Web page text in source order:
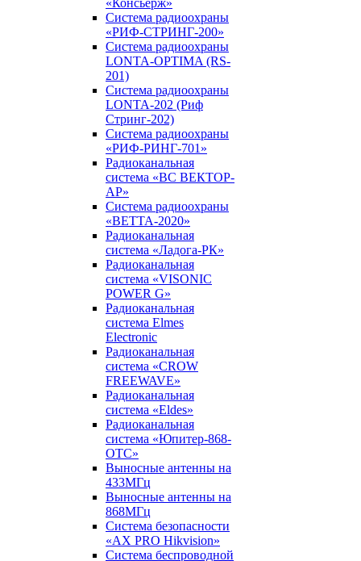
«Консьерж»
Система радиоохраны
«РИФ-СТРИНГ-200»
Система радиоохраны
LONTA-OPTIMA (RS-
201)
Система радиоохраны
LONTA-202 (Риф
Стринг-202)
Система радиоохраны
«РИФ-РИНГ-701»
Радиоканальная
система «ВС ВЕКТОР-
АР»
Система радиоохраны
«ВЕТТА-2020»
Радиоканальная
система «Ладога-РК»
Радиоканальная
система «VISONIC
POWER G»
Радиоканальная
система Elmes
Electronic
Радиоканальная
система «CROW
FREEWAVE»
Радиоканальная
система «Eldes»
Радиоканальная
система «Юпитер-868-
ОТС»
Выносные антенны на
433МГц
Выносные антенны на
868МГц
Система безопасности
«AX PRO Hikvision»
Система беспроводной